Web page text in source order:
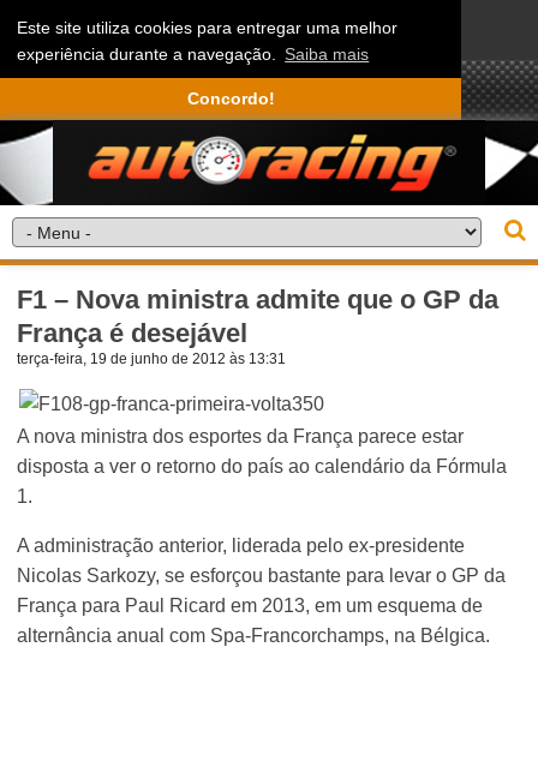
Este site utiliza cookies para entregar uma melhor
experiência durante a navegação. Saiba mais
Concordo!
F1 – Nova ministra admite que o GP da
França é desejável
terça-feira, 19 de junho de 2012 às 13:31
A nova ministra dos esportes da França parece estar
disposta a ver o retorno do país ao calendário da Fórmula
1.
A administração anterior, liderada pelo ex-presidente
Nicolas Sarkozy, se esforçou bastante para levar o GP da
França para Paul Ricard em 2013, em um esquema de
alternância anual com Spa-Francorchamps, na Bélgica.